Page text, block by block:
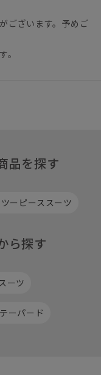
ございます。予めご
。
品を探す
ツーピーススーツ
ら探す
ーツ
テーパード